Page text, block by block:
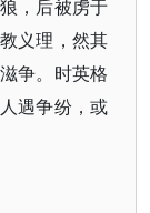
，后被虏于
义理，然其
争。时英格
遇争纷，或